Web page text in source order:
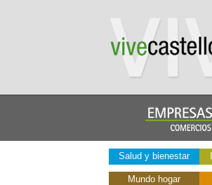
Salud y bienestar
Mundo hogar